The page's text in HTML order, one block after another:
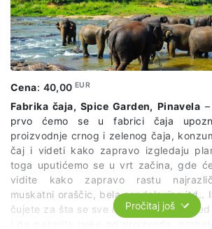
Cena: 40,00EUR
Fabrika čaja, Spice Garden, Pinavela
prvo ćemo se u fabrici čaja
proizvodnje crnog i zelenog čaja,
čaj i videti kako zapravo izgledaju
toga uputićemo se u vrt začina, gde
vidite kako zapravo rastu
muskatni oraščic, bela sandalovina itd..
čujete za šta se sve mogu koristiti
Pročitaj još